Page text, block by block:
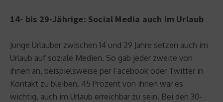
14- bis 29-Jährige: Social Media auch im Urlaub
Junge Urlauber zwischen 14 und 29 Jahre setzen auch im
Urlaub auf soziale Medien. So gab jeder zweite von
ihnen an, beispielsweise per Facebook oder Twitter in
Kontakt zu bleiben. 45 Prozent von ihnen war es
wichtig, auch im Urlaub erreichbar zu sein. Bei den 30-